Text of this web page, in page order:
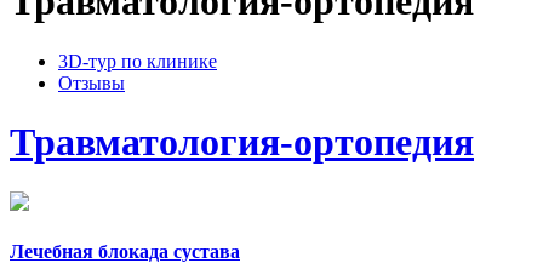
3D-тур по клинике
Отзывы
Травматология-ортопедия
Лечебная блокада сустава